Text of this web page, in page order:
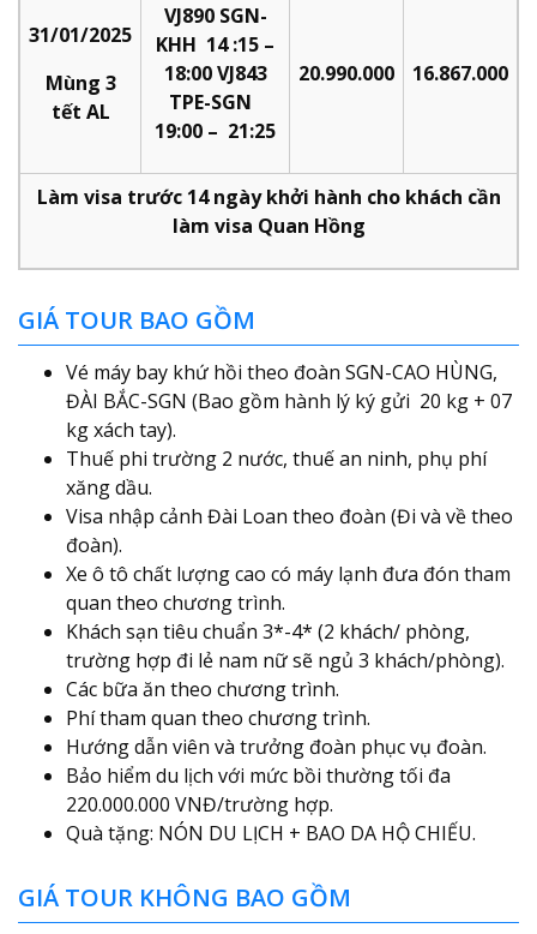
31/01/2025
Mùng 3
tết AL
VJ890 SGN-
KHH 14 :15 –
18:00 VJ843
TPE-SGN
19:00 – 21:25
20.990.000 16.867.000
Làm visa trước 14 ngày khởi hành cho khách cần
làm visa Quan Hồng
GIÁ TOUR BAO GỒM
Vé máy bay khứ hồi theo đoàn SGN-CAO HÙNG,
ĐÀI BẮC-SGN (Bao gồm hành lý ký gửi 20 kg + 07
kg xách tay).
Thuế phi trường 2 nước, thuế an ninh, phụ phí
xăng dầu.
Visa nhập cảnh Đài Loan theo đoàn (Đi và về theo
đoàn).
Xe ô tô chất lượng cao có máy lạnh đưa đón tham
quan theo chương trình.
Khách sạn tiêu chuẩn 3*-4* (2 khách/ phòng,
trường hợp đi lẻ nam nữ sẽ ngủ 3 khách/phòng).
Các bữa ăn theo chương trình.
Phí tham quan theo chương trình.
Hướng dẫn viên và trưởng đoàn phục vụ đoàn.
Bảo hiểm du lịch với mức bồi thường tối đa
220.000.000 VNĐ/trường hợp.
Quà tặng: NÓN DU LỊCH + BAO DA HỘ CHIẾU.
GIÁ TOUR KHÔNG BAO GỒM